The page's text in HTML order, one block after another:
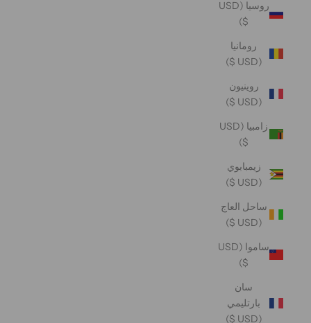
روسيا (USD
$)
رومانيا
(USD $)
روينيون
(USD $)
زامبيا (USD
$)
زيمبابوي
(USD $)
ساحل العاج
(USD $)
ساموا (USD
$)
سان
بارتليمي
(USD $)